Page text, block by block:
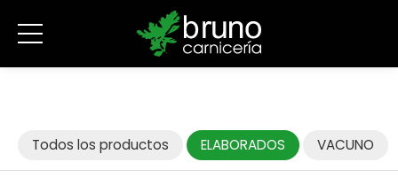
Todos los productos ELABORADOS VACUNO